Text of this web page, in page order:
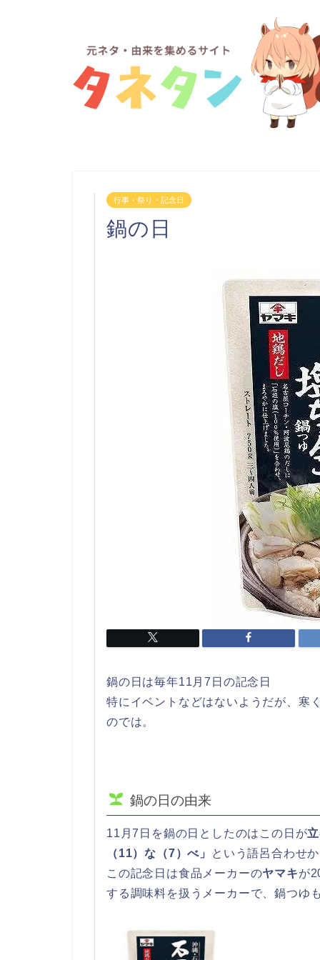
行事・祭り・記念日
鍋の日
鍋の日は毎年11月7日の記念日
特にイベントなどはないようだが、寒
のでは。
鍋の日の由来
11月7日を鍋の日としたのはこの日が
（11）な（7）べ」
という語呂合わせ
この記念日は食品メーカーのヤマキが
する調味料を扱うメーカーで、鍋つゆ